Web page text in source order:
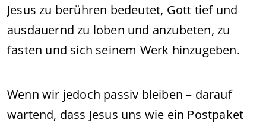
Jesus zu berühren bedeutet, Gott tief und
ausdauernd zu loben und anzubeten, zu
fasten und sich seinem Werk hinzugeben.
Wenn wir jedoch passiv bleiben – darauf
wartend, dass Jesus uns wie ein Postpaket